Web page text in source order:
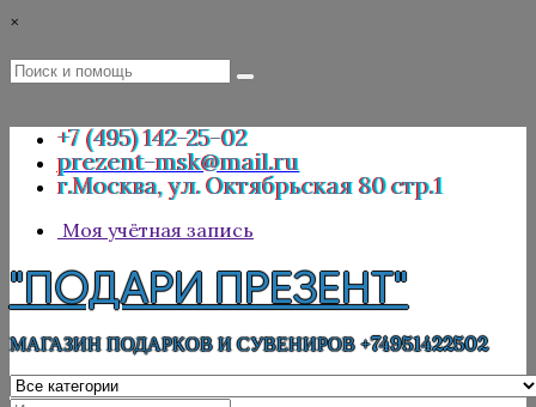
Перейти
содержимому
×
Поиск
Поиск
+7 (495) 142-25-02
prezent-msk@mail.ru
г.Москва, ул. Октябрьская 80 стр.1
Моя учётная запись
"ПОДАРИ ПРЕЗЕНТ"
МАГАЗИН ПОДАРКОВ И СУВЕНИРОВ +74951422502